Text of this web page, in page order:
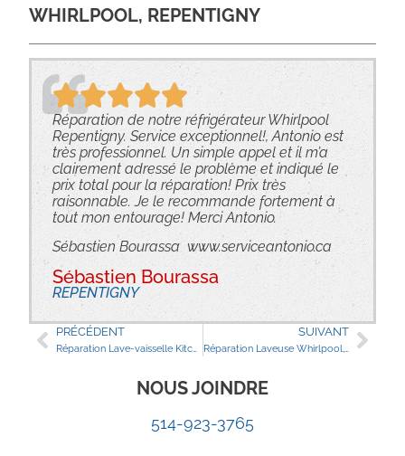
WHIRLPOOL, REPENTIGNY
Réparation de notre réfrigérateur Whirlpool
Repentigny. Service exceptionnel!, Antonio est
très professionnel. Un simple appel et il m’a
clairement adressé le problème et indiqué le
prix total pour la réparation! Prix très
raisonnable. Je le recommande fortement à
tout mon entourage! Merci Antonio.
Sébastien Bourassa www.serviceantonio.ca
Sébastien Bourassa
REPENTIGNY
PRÉCÉDENT SUIVANT
NOUS JOINDRE
514-923-3765